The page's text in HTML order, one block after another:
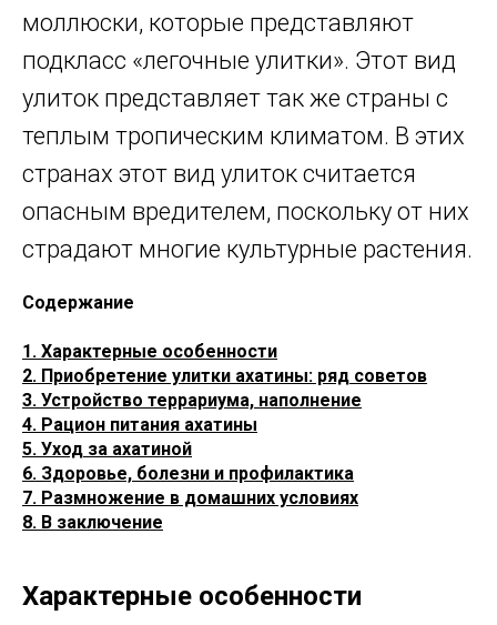
моллюски, которые представляют
подкласс «легочные улитки». Этот вид
улиток представляет так же страны с
теплым тропическим климатом. В этих
странах этот вид улиток считается
опасным вредителем, поскольку от них
страдают многие культурные растения.
Содержание
1. Характерные особенности
2. Приобретение улитки ахатины: ряд советов
3. Устройство террариума, наполнение
4. Рацион питания ахатины
5. Уход за ахатиной
6. Здоровье, болезни и профилактика
7. Размножение в домашних условиях
8. В заключение
Характерные особенности